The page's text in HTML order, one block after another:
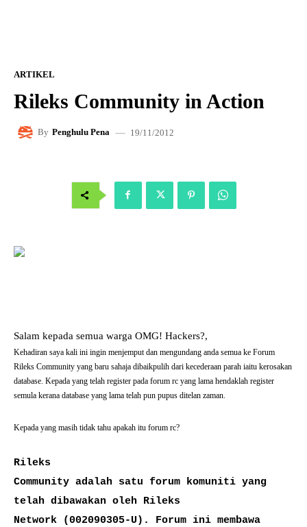
ARTIKEL
Rileks Community in Action
By Penghulu Pena 19/11/2012
Salam kepada semua warga OMG! Hackers?,
Kehadiran saya kali ini ingin menjemput dan mengundang anda semua ke Forum
Rileks Community yang baru sahaja dibaikpulih dari kecederaan parah iaitu kerosakan
database. Kepada yang telah register pada forum rc yang lama hendaklah register
semula kerana database yang lama telah pun pupus ditelan zaman.
Kepada yang masih tidak tahu apakah itu forum rc?
Rileks
Community adalah satu forum komuniti yang
telah dibawakan oleh Rileks
Network (002090305-U). Forum ini membawa